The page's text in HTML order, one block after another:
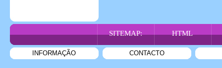
SITEMAP: HTML
INFORMAÇÃO CONTACTO